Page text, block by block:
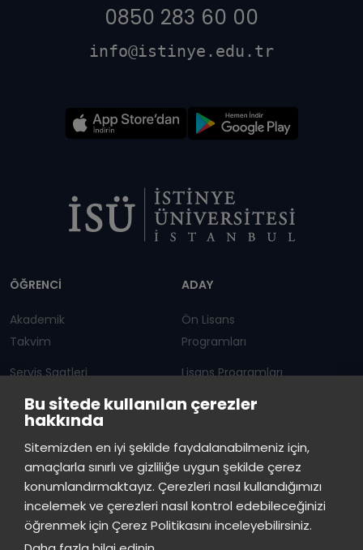
Bu sitede kullanılan çerezler
hakkında
Sitemizden en iyi şekilde faydalanabilmeniz için,
amaçlarla sınırlı ve gizliliğe uygun şekilde çerez
konumlandırmaktayız. Çerezleri nasıl kullandığımızı
incelemek ve çerezleri nasıl kontrol edebileceğinizi
öğrenmek için Çerez Politikasını inceleyebilirsiniz.
0850 283 60 00
info@istinye.edu.tr
ÖĞRENCİ
Akademik
Takvim
Servis Saatleri
Duyurular
ADAY
Ön Lisans
Programları
Lisans Programları
Lisansüstü
İSTİNYE
Basın
Kiti
İhaleler İstinye Post Kampüslerimiz
çevrimiçi
İstinye Üniversitesi
Merhaba! Size nasıl yardımcı
olabilirim?